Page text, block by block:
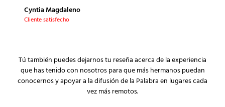
Cyntia Magdaleno
Cliente satisfecho
Tú también puedes dejarnos tu reseña acerca de la experiencia
que has tenido con nosotros para que más hermanos puedan
conocernos y apoyar a la difusión de la Palabra en lugares cada
vez más remotos.